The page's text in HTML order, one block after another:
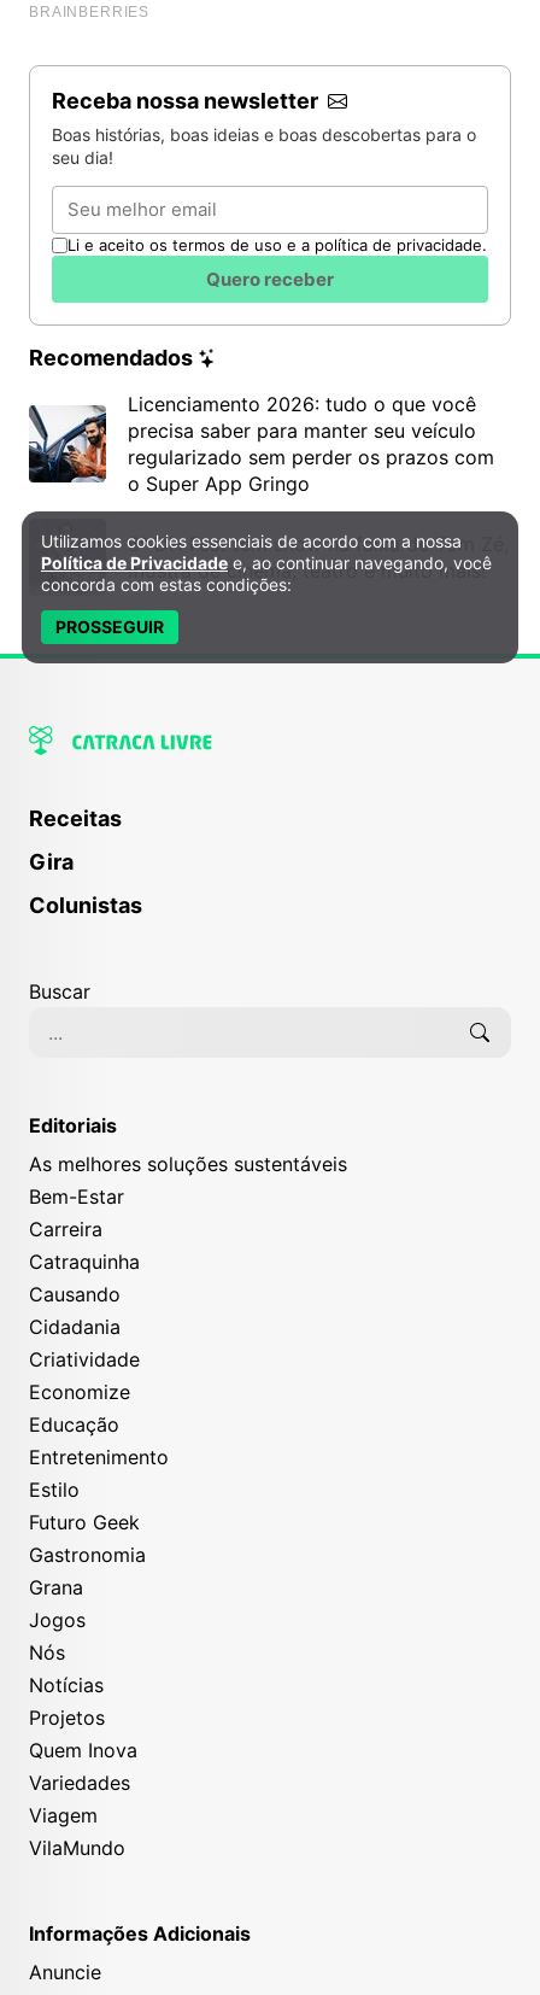
Receba nossa newsletter
Boas histórias, boas ideias e boas descobertas para o
seu dia!
Email
Li e aceito os termos de uso e a política de privacidade.
Quero receber
Recomendados
Licenciamento 2026: tudo o que você
precisa saber para manter seu veículo
regularizado sem perder os prazos com
o Super App Gringo
6º DH Fest tem show na faixa de Tom Zé,
mostra de cinema, teatro e muito mais!
Receitas
Gira
Colunistas
Buscar
Editoriais
As melhores soluções sustentáveis
Bem-Estar
Carreira
Catraquinha
Causando
Cidadania
Criatividade
Economize
Educação
Entretenimento
Estilo
Futuro Geek
Gastronomia
Grana
Jogos
Nós
Notícias
Projetos
Quem Inova
Variedades
Viagem
VilaMundo
Informações Adicionais
Anuncie
Política de Privacidade e Cookies
Utilizamos cookies essenciais de acordo com a nossa
Política de Privacidade e, ao continuar navegando, você
concorda com estas condições:
PROSSEGUIR